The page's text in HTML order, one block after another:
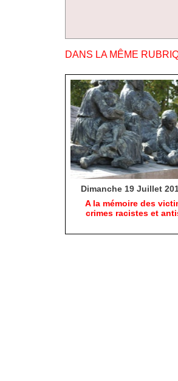
DANS LA MÊME
Dimanche 19 Juillet
A la mémoire des
crimes racistes et